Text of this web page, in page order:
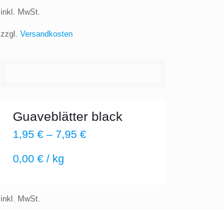
inkl. MwSt.
zzgl. Versandkosten
Guaveblätter black
1,95 €– 7,95 €
0,00 €/ kg
inkl. MwSt.